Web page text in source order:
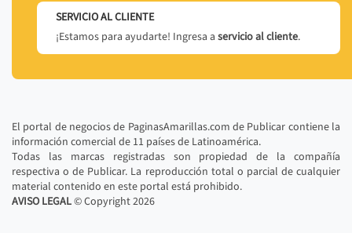
SERVICIO AL CLIENTE
¡Estamos para ayudarte! Ingresa a servicio al cliente.
El portal de negocios de PaginasAmarillas.com de Publicar contiene la
información comercial de 11 países de Latinoamérica.
Todas las marcas registradas son propiedad de la compañía
respectiva o de Publicar. La reproducción total o parcial de cualquier
material contenido en este portal está prohibido.
AVISO LEGAL© Copyright2026